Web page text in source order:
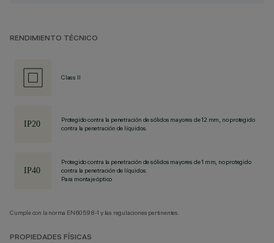
RENDIMIENTO TÉCNICO
Class II
Protegido contra la penetración de sólidos mayores de 12 mm, no protegido
contra la penetración de líquidos.
Protegido contra la penetración de sólidos mayores de 1 mm, no protegido
contra la penetración de líquidos.
Para montaje óptico
Cumple con la norma EN60598-1 y las regulaciones pertinentes.
PROPIEDADES FÍSICAS